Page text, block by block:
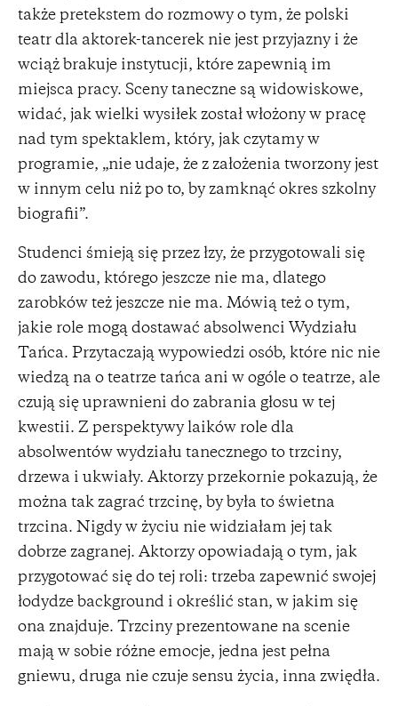
także pretekstem do rozmowy o tym, że polski
teatr dla aktorek-tancerek nie jest przyjazny i że
wciąż brakuje instytucji, które zapewnią im
miejsca pracy. Sceny taneczne są widowiskowe,
widać, jak wielki wysiłek został włożony w pracę
nad tym spektaklem, który, jak czytamy w
programie, „nie udaje, że z założenia tworzony jest
w innym celu niż po to, by zamknąć okres szkolny
biografii”.
Studenci śmieją się przez łzy, że przygotowali się
do zawodu, którego jeszcze nie ma, dlatego
zarobków też jeszcze nie ma. Mówią też o tym,
jakie role mogą dostawać absolwenci Wydziału
Tańca. Przytaczają wypowiedzi osób, które nic nie
wiedzą na o teatrze tańca ani w ogóle o teatrze, ale
czują się uprawnieni do zabrania głosu w tej
kwestii. Z perspektywy laików role dla
absolwentów wydziału tanecznego to trzciny,
drzewa i ukwiały. Aktorzy przekornie pokazują, że
można tak zagrać trzcinę, by była to świetna
trzcina. Nigdy w życiu nie widziałam jej tak
dobrze zagranej. Aktorzy opowiadają o tym, jak
przygotować się do tej roli: trzeba zapewnić swojej
łodydze background i określić stan, w jakim się
ona znajduje. Trzciny prezentowane na scenie
mają w sobie różne emocje, jedna jest pełna
gniewu, druga nie czuje sensu życia, inna zwiędła.